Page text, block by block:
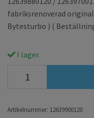
fabriksrenoverad
Bytesturbo ) (
I lager.
Artikelnummer: 12639900120